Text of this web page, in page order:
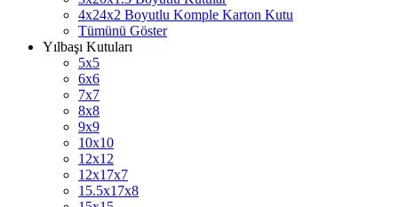
4x24x2 Boyutlu Komple Karton Kutu
Tümünü Göster
Yılbaşı Kutuları
5x5
6x6
7x7
8x8
9x9
10x10
12x12
12x17x7
15.5x17x8